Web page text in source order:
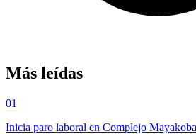
Más leídas
01
Inicia paro laboral en Complejo